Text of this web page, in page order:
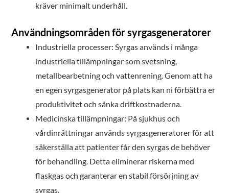
kräver minimalt underhåll.
Användningsområden för syrgasgeneratorer
Industriella processer: Syrgas används i många
industriella tillämpningar som svetsning,
metallbearbetning och vattenrening. Genom att ha
en egen syrgasgenerator på plats kan ni förbättra er
produktivitet och sänka driftkostnaderna.
Medicinska tillämpningar: På sjukhus och
vårdinrättningar används syrgasgeneratorer för att
säkerställa att patienter får den syrgas de behöver
för behandling. Detta eliminerar riskerna med
flaskgas och garanterar en stabil försörjning av
syrgas.